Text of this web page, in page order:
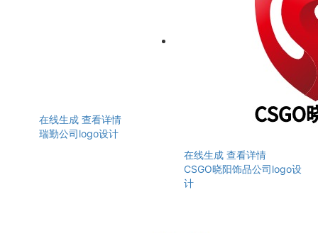
在线生成 查看详情
瑞勤公司logo设计
在线生成 查看详情
CSGO晓阳饰品公司logo设
计